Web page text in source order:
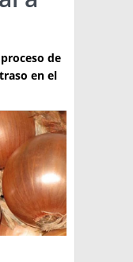
BUSCAR
de
en el